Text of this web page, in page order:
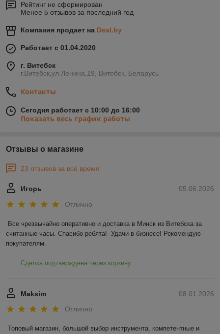
Рейтинг не сформирован
Менее 5 отзывов за последний год
Компания продает на Deal.by
Работает с 01.04.2020
г. Витебск
г.Витебск,ул.Ленина,19, Витебск, Беларусь
Контакты
Сегодня работает с 10:00 до 16:00
Показать весь график работы
Отзывы о магазине
23 отзывов за всё время
05.06.2026
Игорь
Отлично
Все чрезвычайно оперативно и доставка в Минск из Витебска за
считанные часы. Спасибо ребята!  Удачи в бизнесе! Рекомендую
покупателям.
Сделка подтверждена через корзину
08.01.2026
Maksim
Отлично
Топовый магазин, большой выбор инструмента, компетентные и